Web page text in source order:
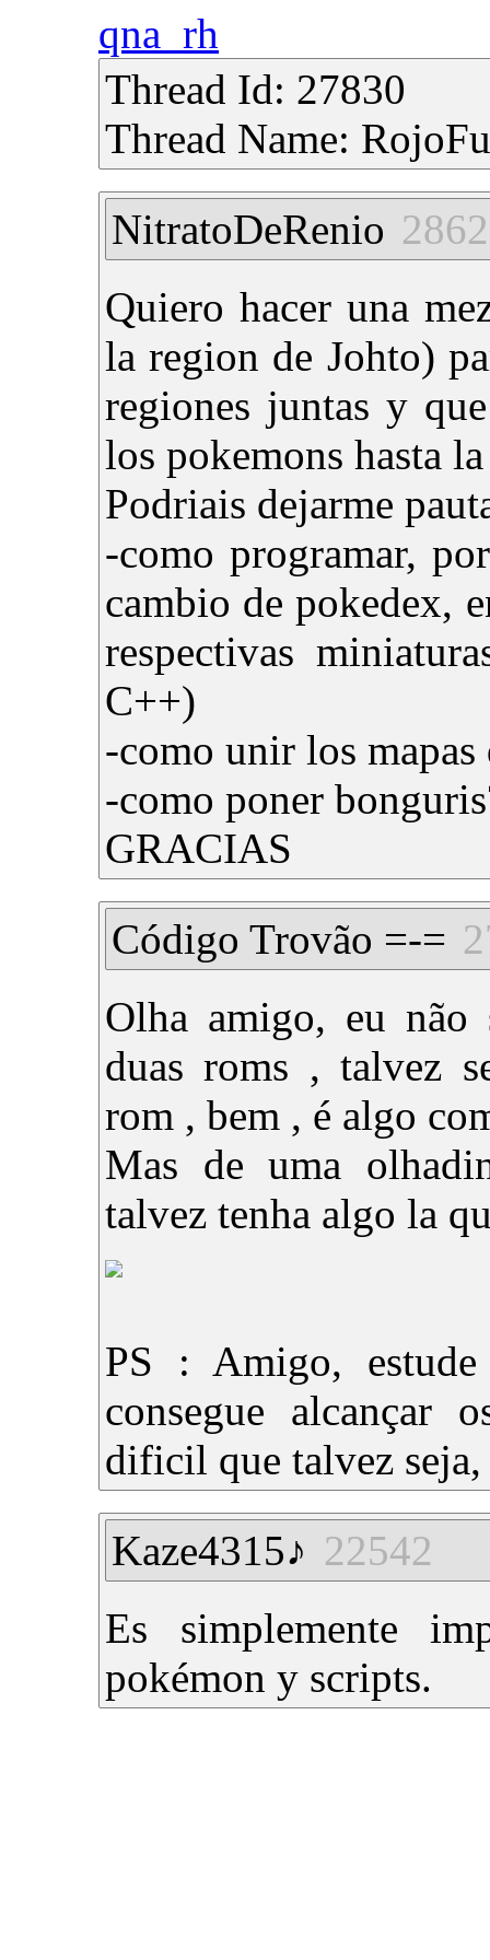
qna_rh
Thread Id: 27830
Thread Name:
NitratoDeRenio
Quiero hacer una
la region de Johto)
regiones juntas y
los pokemons hasta
Podriais dejarme
-como programar,
cambio de pokedex,
respectivas
C++)
-como unir los mapas
-como poner
GRACIAS
Código Trovão =-=
Olha amigo, eu
duas roms , talvez
rom , bem , é algo
Mas de uma
talvez tenha algo la
PS : Amigo, estude
consegue alcançar
dificil que talvez
Kaze4315♪ 22542
Es simplemente
pokémon y scripts.